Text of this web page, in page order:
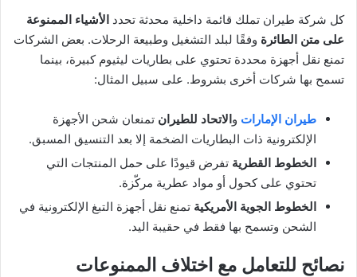
كل شركة طيران تملك قائمة داخلية محدثة تحدد الأشياء الممنوعة
على متن الطائرة وفقًا لبلد التشغيل وطبيعة الرحلات. بعض الشركات
تمنع نقل أجهزة محددة تحتوي على بطاريات ليثيوم كبيرة، بينما
تسمح بها شركات أخرى بشروط. على سبيل المثال:
طيران الإمارات والاتحاد للطيران تمنعان شحن الأجهزة
الإلكترونية ذات البطاريات الضخمة إلا بعد التنسيق المسبق.
الخطوط القطرية تفرض قيودًا على حمل المنتجات التي
تحتوي على كحول أو مواد عطرية مركّزة.
الخطوط الجوية الأمريكية تمنع نقل أجهزة التبغ الإلكترونية في
الشحن وتسمح بها فقط في حقيبة اليد.
نصائح للتعامل مع اختلاف الممنوعات